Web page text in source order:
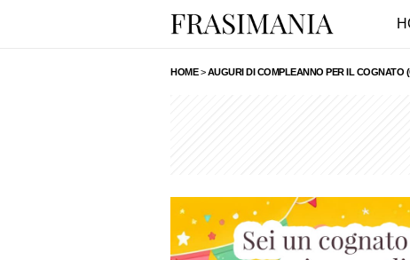
HOME>AUGURI DI COMPLEANNO PER IL COGNATO